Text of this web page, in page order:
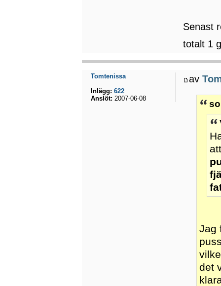
Senast
totalt 1
av
Jag
det
Tomtenissa
Inlägg: 622
Anslöt: 2007-06-08